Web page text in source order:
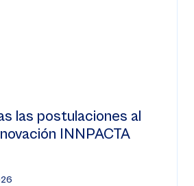
las postulaciones al
INNPACTA